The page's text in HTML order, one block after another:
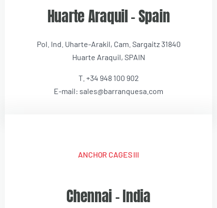
Huarte Araquil – Spain
Pol. Ind. Uharte-Arakil, Cam. Sargaitz 31840
Huarte Araquil, SPAIN
T. +34 948 100 902
E-mail: sales@barranquesa.com
ANCHOR CAGES III
Chennai – India